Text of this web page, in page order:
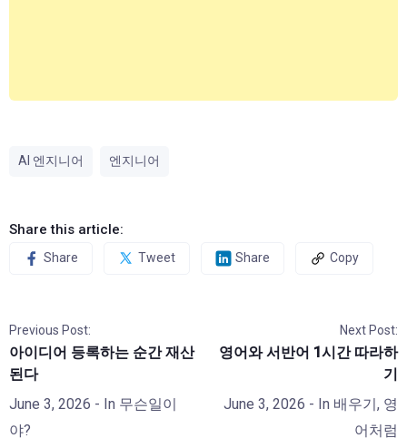
AI 엔지니어 엔지니어
Share this article:
Share Tweet Share Copy
Previous Post:
아이디어 등록하는 순간 재산
된다
June 3, 2026 - In 무슨일이
야?
Next Post:
영어와 서반어 1시간 따라하
기
June 3, 2026 - In 배우기, 영
어처럼